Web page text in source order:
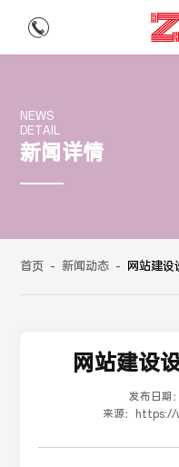
NEWS
DETAIL
新闻详情
首页 - 新闻动态 - 网站建设
网站建设
发布日期：
来源：
https://